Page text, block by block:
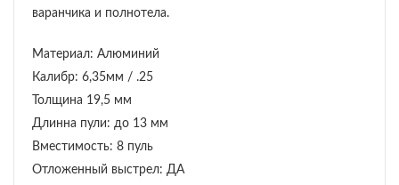
варанчика и полнотела.
Материал: Алюминий
Калибр: 6,35мм / .25
Толщина 19,5 мм
Длинна пули: до 13 мм
Вместимость: 8 пуль
Отложенный выстрел: ДА